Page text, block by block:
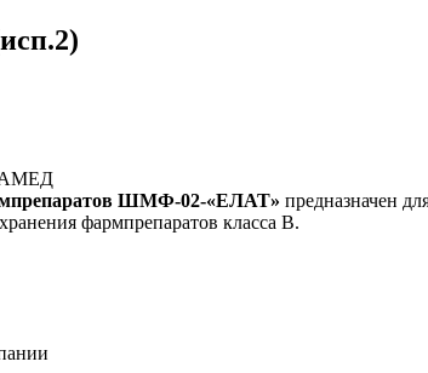
ШМФ-02-«ЕЛАТ» предназначен
фармпрепаратов класса В.